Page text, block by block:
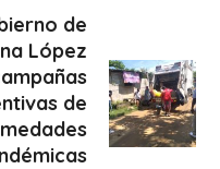
de
López
de